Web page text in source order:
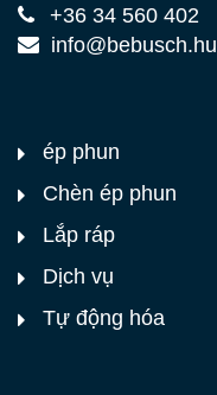
+36 34 560 402
info@bebusch.hu
ép phun
Chèn ép phun
Lắp ráp
Dịch vụ
Tự động hóa